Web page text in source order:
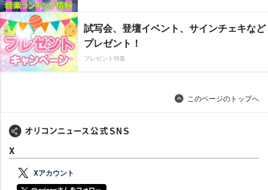
試写会、登壇イベント、サインチェキなど
プレゼント！
プレゼント特集
このページのトップへ
X
Xアカウント